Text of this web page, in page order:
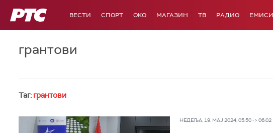
РТС ВЕСТИ СПОРТ OKO МАГАЗИН ТВ РАДИО
грантови
Таг: грантови
НЕДЕЉА, 19. МАЈ 2024, 05:50 -> 06:02